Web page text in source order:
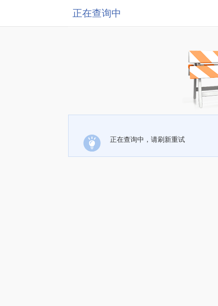
正在查询中
正在查询中，请刷新重试